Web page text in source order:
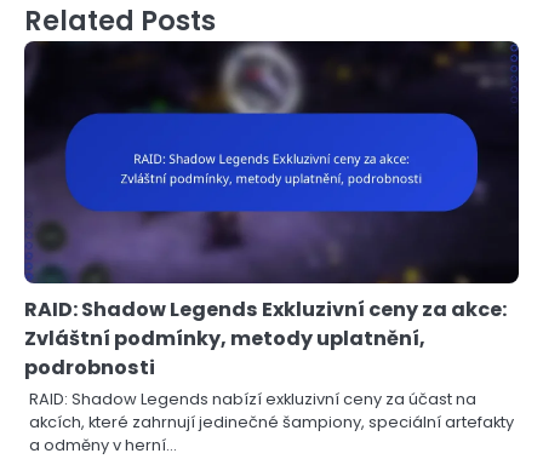
Related Posts
RAID: Shadow Legends Exkluzivní ceny za akce:
Zvláštní podmínky, metody uplatnění,
podrobnosti
RAID: Shadow Legends nabízí exkluzivní ceny za účast na
akcích, které zahrnují jedinečné šampiony, speciální artefakty
a odměny v herní…